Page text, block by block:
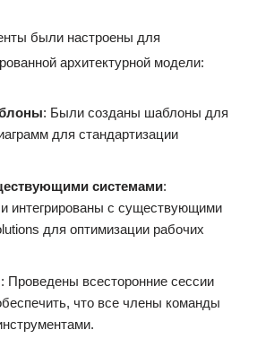
были настроены для
архитектурной модели:
: Были созданы шаблоны для
для стандартизации
системами:
интегрированы с существующими
для оптимизации рабочих
: Проведены всесторонние сессии
что все члены команды